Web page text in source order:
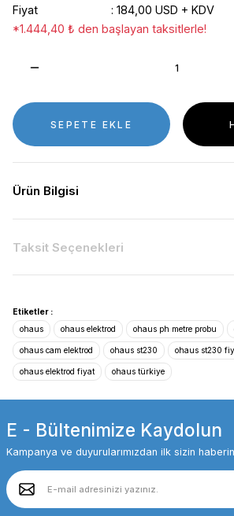
Fiyat
184,00 USD + KDV
*1.444,40 ₺ den başlayan taksitlerle!
SEPETE EKLE
Ürün Bilgisi
Taksit Seçenekleri
Etiketler :
ohaus
ohaus elektrod ohaus ph metre probu
ohaus cam elektrod ohaus st230 ohaus st230
ohaus elektrod fiyat ohaus türkiye
E - Bültenimize Kaydolun
Kampanya ve duyurularımızdan ilk sizin